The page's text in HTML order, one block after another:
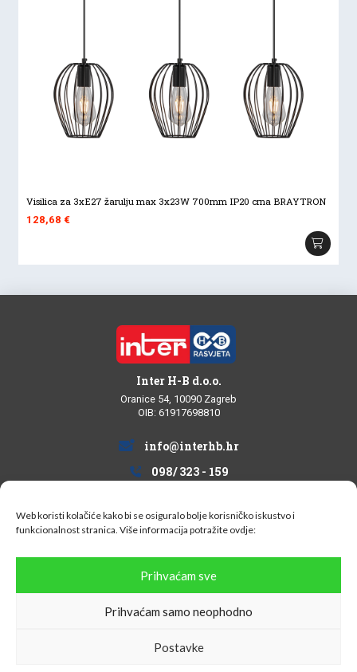
Web koristi kolačiće kako bi se osiguralo bolje korisničko iskustvo i
funkcionalnost stranica. Više informacija potražite ovdje:
Prihvaćam sve
Prihvaćam samo neophodno
Postavke
Visilica za 3xE27 žarulju max 3x23W 700mm IP20 crna BRAYTRON
128,68€
Inter H-B d.o.o.
Oranice 54, 10090 Zagreb
OIB: 61917698810
info@interhb.hr
098/ 323 - 159
Uvjeti kupovine